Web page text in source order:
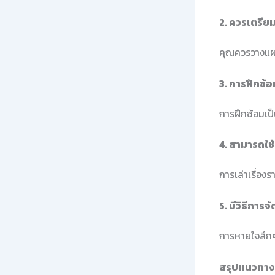
2. ควรเตรีย
คุณควรวางแ
3. การฝึกซ้
การฝึกซ้อมเ
4. สามารถใ
การเล่าเรื่อง
5. มีวิธีการ
การหายใจลึ
สรุปแนวทา